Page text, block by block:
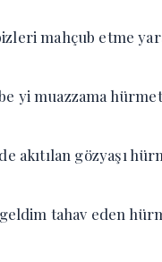
mahçub etme
yi muazzama
akıtılan gözyaşı
tahav eden